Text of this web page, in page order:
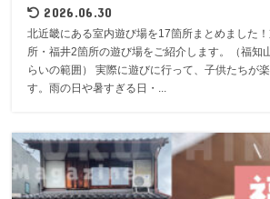
2026.06.30
北近畿にある室内遊び場を17箇所まとめました
所・福井2箇所の遊び場をご紹介します。（福知
らいの範囲） 実際に遊びに行って、子供たちが
す。雨の日や暑すぎる日・...